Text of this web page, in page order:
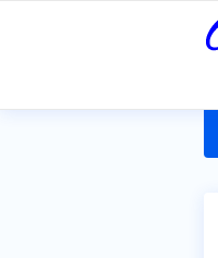
多？醫勸改「1姿勢」